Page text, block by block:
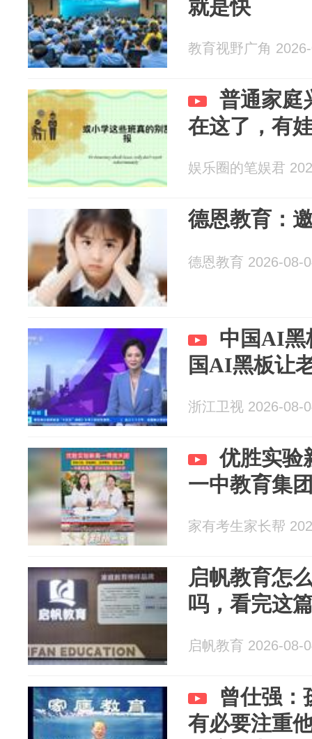
就是快
教育视野广角
普通家庭
在这了，有
娱乐圈的笔娱君
德恩教育：
德恩教育 2026-08-
中国AI黑
国AI黑板让
浙江卫视 2026-08-
优胜实验
一中教育集
家有考生家长帮
启帆教育怎
吗，看完这
启帆教育 2026-08-
曾仕强：
有必要注重